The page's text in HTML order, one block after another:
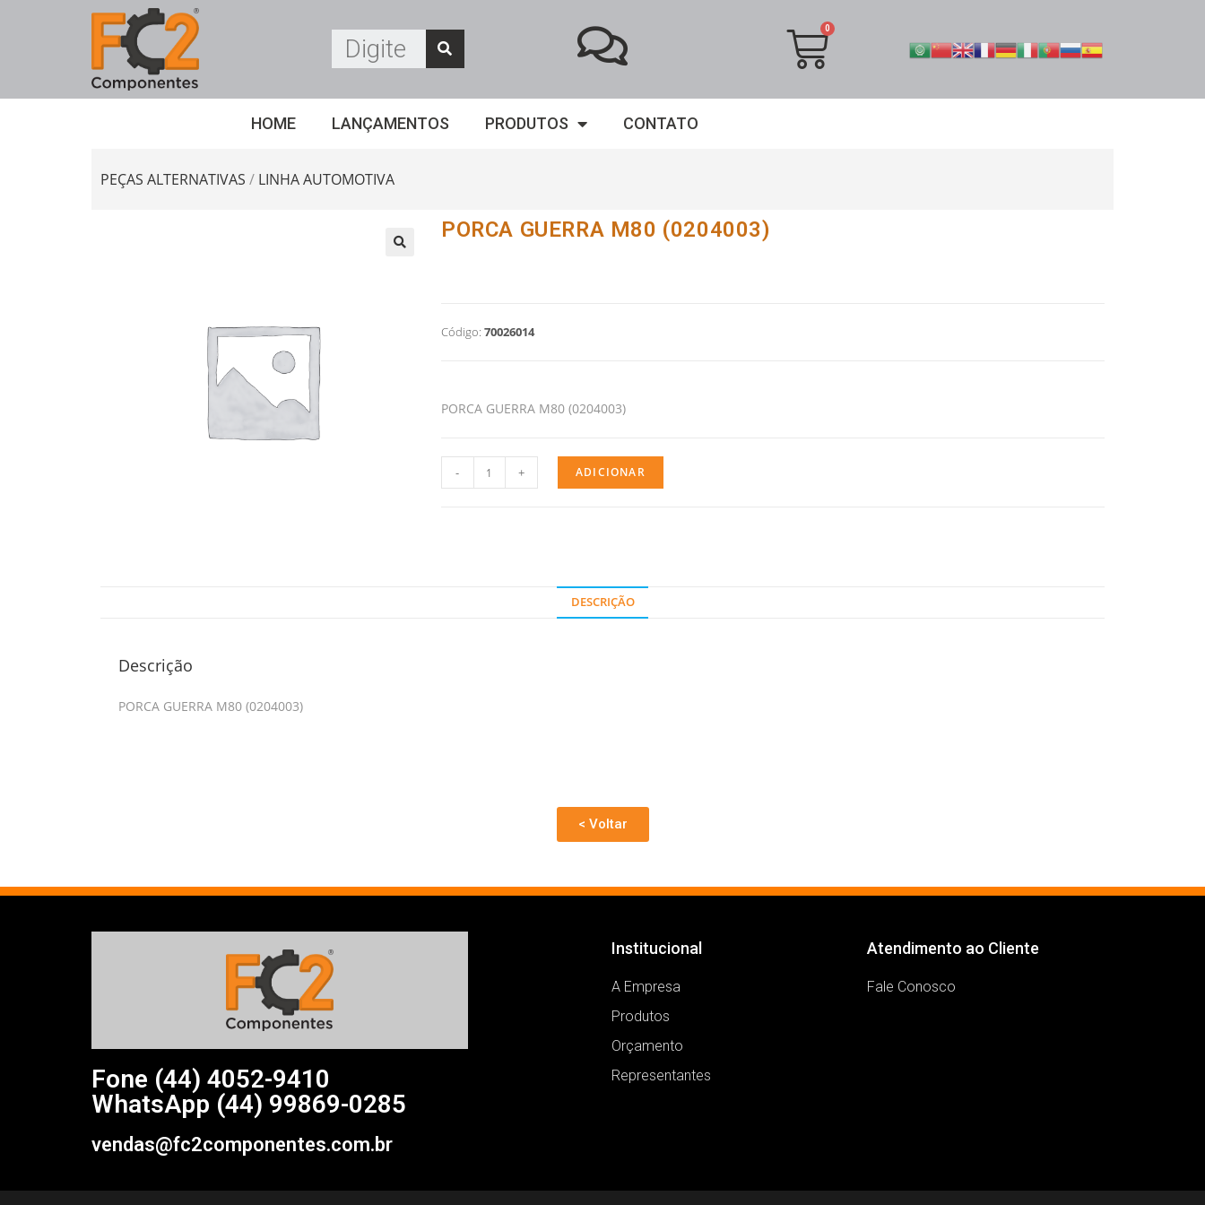
HOME LANÇAMENTOS PRODUTOS CONTATO
PEÇAS ALTERNATIVAS / LINHA AUTOMOTIVA
PORCA GUERRA M80 (0204003)
Código: 70026014
PORCA GUERRA M80 (0204003)
- + ADICIONAR
DESCRIÇÃO
Descrição
PORCA GUERRA M80 (0204003)
< Voltar
Fone (44) 4052-9410
WhatsApp (44) 99869-0285
vendas@fc2componentes.com.br
Institucional
A Empresa
Produtos
Orçamento
Representantes
Atendimento ao Cliente
Fale Conosco